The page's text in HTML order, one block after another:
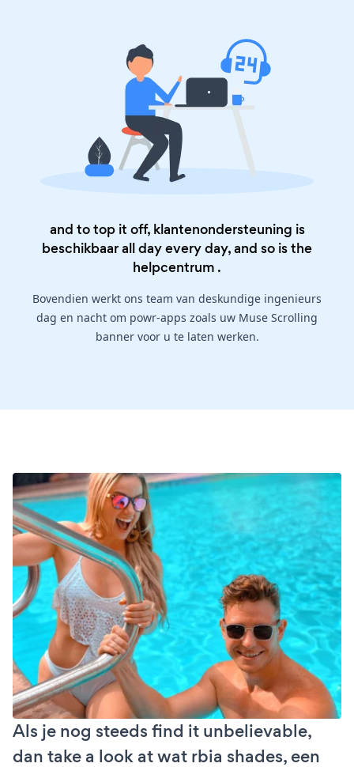
and to top it off, klantenondersteuning is
beschikbaar all day every day, and so is the
helpcentrum .
Bovendien werkt ons team van deskundige ingenieurs
dag en nacht om powr-apps zoals uw Muse Scrolling
banner voor u te laten werken.
Als je nog steeds find it unbelievable,
dan take a look at wat rbia shades, een